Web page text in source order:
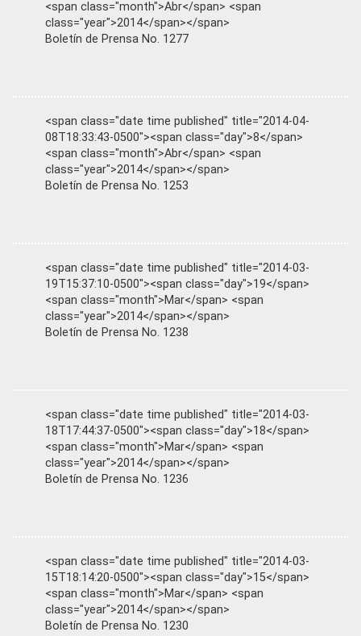
<span class="month">Abr</span> <span
class="year">2014</span></span>
Boletín de Prensa No. 1277
<span class="date time published" title="2014-04-
08T18:33:43-0500"><span class="day">8</span>
<span class="month">Abr</span> <span
class="year">2014</span></span>
Boletín de Prensa No. 1253
<span class="date time published" title="2014-03-
19T15:37:10-0500"><span class="day">19</span>
<span class="month">Mar</span> <span
class="year">2014</span></span>
Boletín de Prensa No. 1238
<span class="date time published" title="2014-03-
18T17:44:37-0500"><span class="day">18</span>
<span class="month">Mar</span> <span
class="year">2014</span></span>
Boletín de Prensa No. 1236
<span class="date time published" title="2014-03-
15T18:14:20-0500"><span class="day">15</span>
<span class="month">Mar</span> <span
class="year">2014</span></span>
Boletín de Prensa No. 1230